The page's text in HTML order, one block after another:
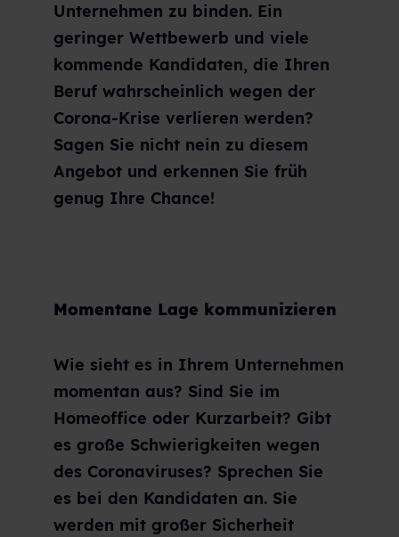
Unternehmen zu binden. Ein
geringer Wettbewerb und viele
kommende Kandidaten, die Ihren
Beruf wahrscheinlich wegen der
Corona-Krise verlieren werden?
Sagen Sie nicht nein zu diesem
Angebot und erkennen Sie früh
genug Ihre Chance!
Momentane Lage kommunizieren
Wie sieht es in Ihrem Unternehmen
momentan aus? Sind Sie im
Homeoffice oder Kurzarbeit? Gibt
es große Schwierigkeiten wegen
des Coronaviruses? Sprechen Sie
es bei den Kandidaten an. Sie
werden mit großer Sicherheit